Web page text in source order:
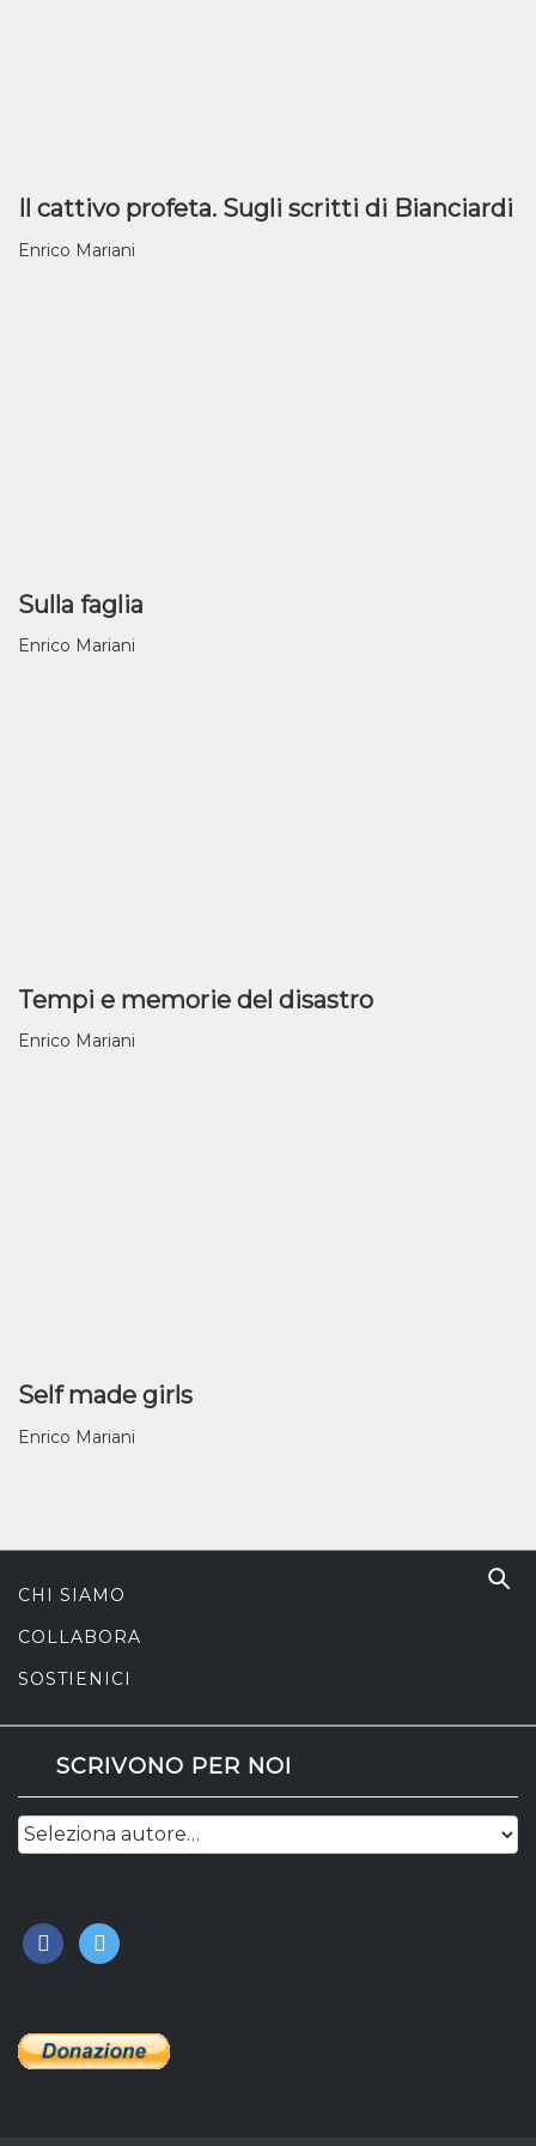
Il cattivo profeta. Sugli scritti di Bianciardi
Enrico Mariani
Sulla faglia
Enrico Mariani
Tempi e memorie del disastro
Enrico Mariani
Self made girls
Enrico Mariani
CHI SIAMO
COLLABORA
SOSTIENICI
SCRIVONO PER NOI
facebook
twitter